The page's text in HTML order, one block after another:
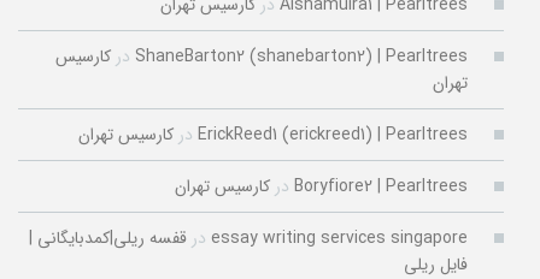
ShaneBarton2 (shanebarton2) | Pearltrees در کارسیس
تهران
ErickReed1 (erickreed1) | Pearltrees در کارسیس تهران
Boryfiore2 | Pearltrees در کارسیس تهران
essay writing services singapore در قفسه ریلی|کمدبایگانی |
فایل ریلی